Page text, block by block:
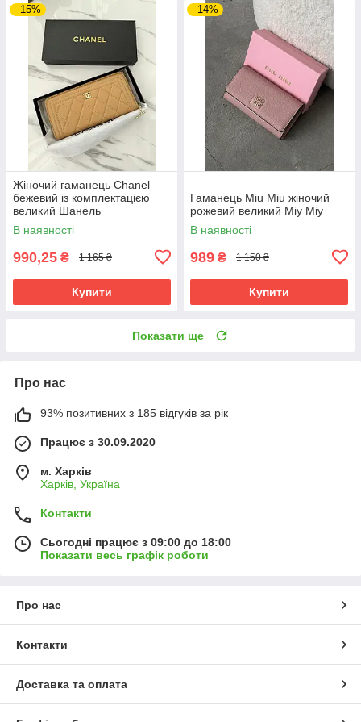
–15%
Жіночий гаманець Chanel
бежевий із комплектацією
великий Шанель
В наявності
990,25 ₴ 1 165 ₴
Купити
–14%
Гаманець Miu Miu жіночий
рожевий великий Міу Міу
В наявності
989 ₴ 1 150 ₴
Купити
Показати ще
Про нас
93% позитивних з 185 відгуків за рік
Працює з 30.09.2020
м. Харків
Харків, Україна
Контакти
Сьогодні працює з 09:00 до 18:00
Показати весь графік роботи
Про нас
Контакти
Доставка та оплата